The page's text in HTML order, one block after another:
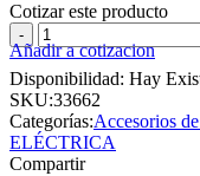
Cotizar este producto
bobina
XF/MX
200-
250V
cantidad
Añadir a cotizacion
Disponibilidad: Hay
SKU:33662
Categorías:Accesorios
ELÉCTRICA
Compartir